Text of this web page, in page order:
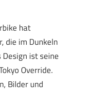
hat
die im Dunkeln
ist seine
Override.
Bilder und